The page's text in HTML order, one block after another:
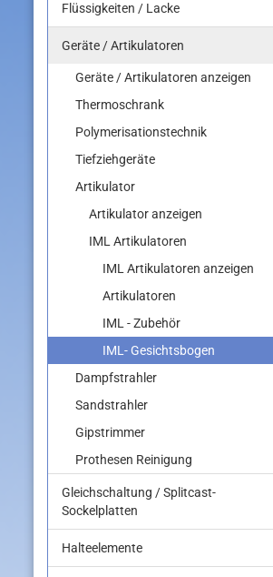
Flüssigkeiten / Lacke
Geräte / Artikulatoren
Geräte / Artikulatoren anzeigen
Thermoschrank
Polymerisationstechnik
Tiefziehgeräte
Artikulator
Artikulator anzeigen
IML Artikulatoren
IML Artikulatoren anzeigen
Artikulatoren
IML - Zubehör
IML- Gesichtsbogen
Dampfstrahler
Sandstrahler
Gipstrimmer
Prothesen Reinigung
Gleichschaltung / Splitcast-
Sockelplatten
Halteelemente